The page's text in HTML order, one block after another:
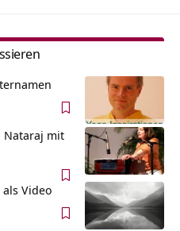
Nataraj mit
Video